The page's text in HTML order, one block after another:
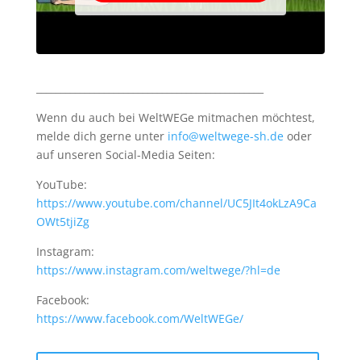
Wenn du auch bei WeltWEGe mitmachen möchtest,
melde dich gerne unter info@weltwege-sh.deoder
auf unseren Social-Media Seiten:
YouTube:
https://www.youtube.com/channel/UC5JIt4okLzA9Ca
OWt5tjiZg
Instagram:
https://www.instagram.com/weltwege/?hl=de
Facebook:
https://www.facebook.com/WeltWEGe/